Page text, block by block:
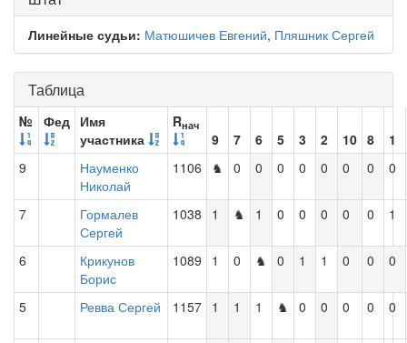
Линейные судьи: Матюшичев Евгений, Пляшник Сергей
Таблица
№ Фед Имя
участника
Rнач
9 7 6 5 3 2 10 8
1
9
Науменко
Николай
1106 ♞ 0 0 0 0 0 0 0 0
7
Гормалев
Сергей
1038 1 ♞ 1 0 0 0 0 0 1
6
Крикунов
Борис
1089 1 0 ♞ 0 1 1 0 0 0
5 Ревва Сергей 1157 1 1 1 ♞ 0 0 0 0 0